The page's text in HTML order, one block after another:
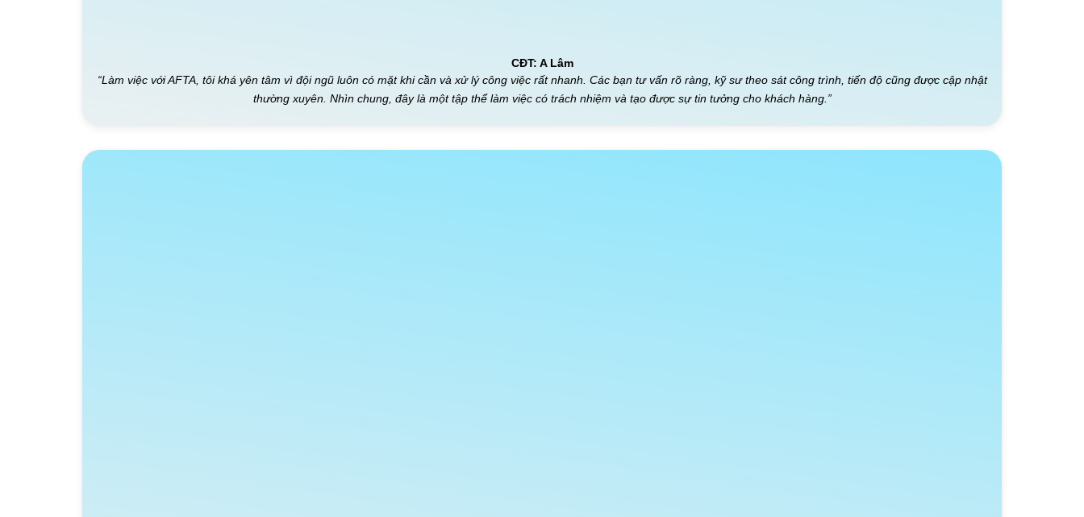
CĐT: A Lâm
“Làm việc với AFTA, tôi khá yên tâm vì đội ngũ luôn có mặt khi cần và xử lý công việc rất nhanh. Các bạn tư vấn rõ ràng, kỹ sư theo sát công trình, tiến độ cũng được cập nhật
thường xuyên. Nhìn chung, đây là một tập thể làm việc có trách nhiệm và tạo được sự tin tưởng cho khách hàng.”